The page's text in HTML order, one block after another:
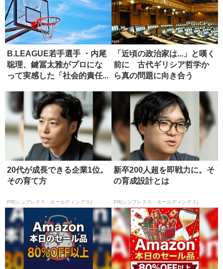
B.LEAGUE若手選手 ・内尾
聡理、鍵冨太雅がプロにな
って実感した「社会的責任...
「近頃の政治家は...」と嘆く
前に 古代ギリシア哲学か
ら真の問題に向き合う
20代が成長できる企業1位。
その育て方
PR(シンプレクス・ホールディングス)
新卒200人超を即戦力に。そ
の育成設計とは
PR(シンプレクス・ホールディングス)